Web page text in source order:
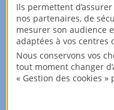
Ils permettent
nos partenaires, de
mesurer son audience
adaptées à vos centres
Nous conservons vos
tout moment changer
« Gestion des cookies